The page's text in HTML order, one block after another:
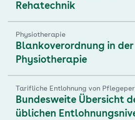
Rehatechnik
Physiotherapie
Blankoverordnung in der
Physiotherapie
Tarifliche Entlohnung von
Bundesweite Übersicht
üblichen